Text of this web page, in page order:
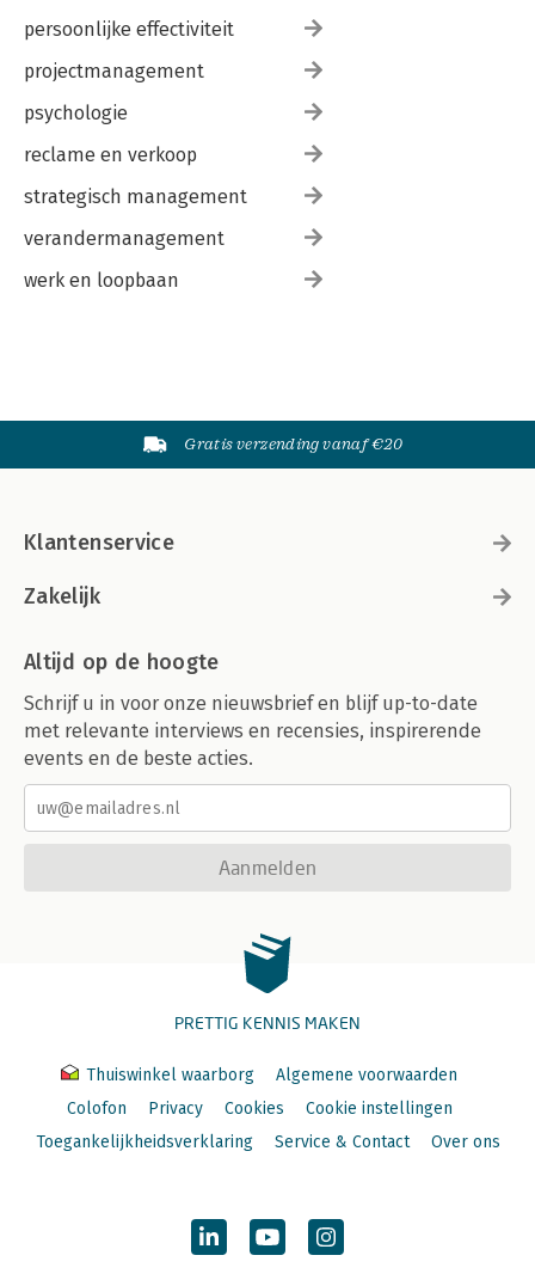
persoonlijke effectiviteit
projectmanagement
psychologie
reclame en verkoop
strategisch management
verandermanagement
werk en loopbaan
Gratis verzending vanaf €20
Klantenservice
Zakelijk
Altijd op de hoogte
Schrijf u in voor onze nieuwsbrief en blijf up-to-date
met relevante interviews en recensies, inspirerende
events en de beste acties.
Aanmelden
PRETTIG KENNIS MAKEN
Thuiswinkel waarborg
Algemene voorwaarden
Colofon
Privacy Cookies
Cookie instellingen
Toegankelijkheidsverklaring
Service & Contact Over ons